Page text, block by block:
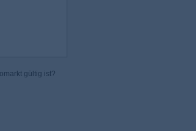
gültig ist?